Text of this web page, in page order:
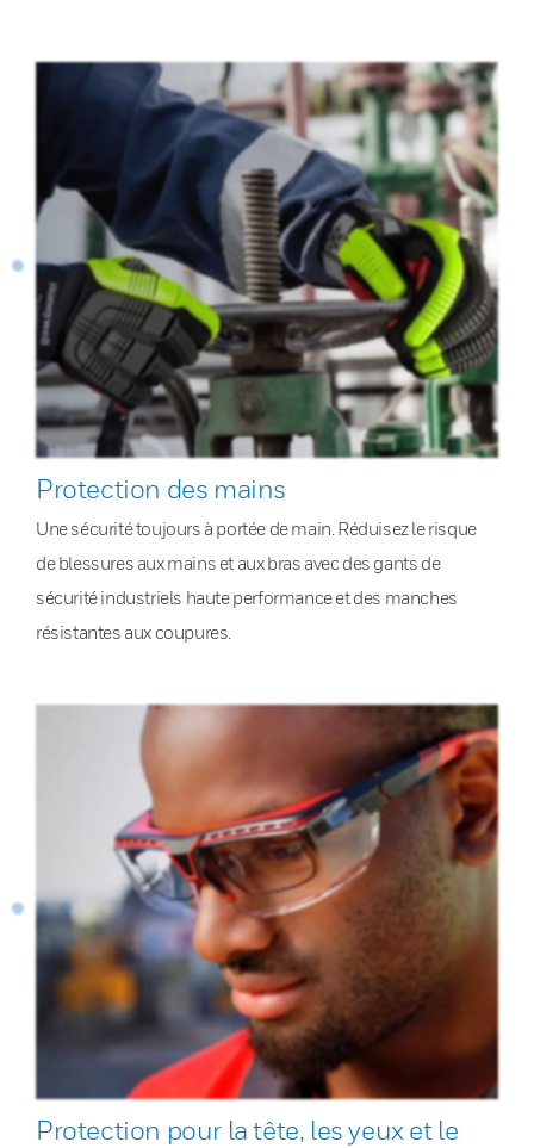
Protection des mains
Une sécurité toujours à portée de main. Réduisez le risque
de blessures aux mains et aux bras avec des gants de
sécurité industriels haute performance et des manches
résistantes aux coupures.
Protection pour la tête, les yeux et le